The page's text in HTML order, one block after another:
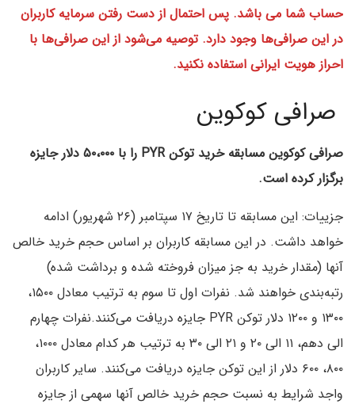
حساب شما می باشد. پس احتمال از دست رفتن سرمایه کاربران
در این صرافی‌ها وجود دارد. توصیه می‌شود از این صرافی‌ها با
احراز هویت ایرانی استفاده نکنید.
صرافی کوکوین
صرافی کوکوین مسابقه خرید توکن PYR را با ۵۰،۰۰۰ دلار جایزه
برگزار کرده است.
جزییات: این مسابقه تا تاریخ ۱۷ سپتامبر (۲۶ شهریور) ادامه
خواهد داشت. در این مسابقه کاربران بر اساس حجم خرید خالص
آنها (مقدار خرید به جز میزان فروخته شده و برداشت شده)
رتبه‌بندی خواهند شد. نفرات اول تا سوم به ترتیب معادل ۱۵۰۰،
۱۳۰۰ و ۱۲۰۰ دلار توکن PYR جایزه دریافت می‌کنند.نفرات چهارم
الی دهم، ۱۱ الی ۲۰ و ۲۱ الی ۳۰ به ترتیب هر کدام معادل ۱۰۰۰،
۸۰۰، ۶۰۰ دلار از این توکن جایزه دریافت می‌کنند. سایر کاربران
واجد شرایط به نسبت حجم خرید خالص آنها سهمی از جایزه